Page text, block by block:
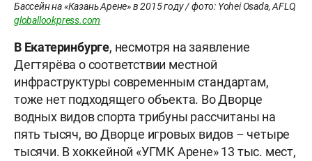
Бассейн на «Казань Арене» в 2015 году / фото: Yohei Osada, AFLO,
globallookpress.com
В Екатеринбурге, несмотря на заявление
Дегтярёва о соответствии местной
инфраструктуры современным стандартам,
тоже нет подходящего объекта. Во Дворце
водных видов спорта трибуны рассчитаны на
пять тысяч, во Дворце игровых видов – четыре
тысячи. В хоккейной «УГМК Арене» 13 тыс. мест,